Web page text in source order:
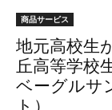
商品サービス
地元高校生
丘高等学校
ベーグルサ
ト）